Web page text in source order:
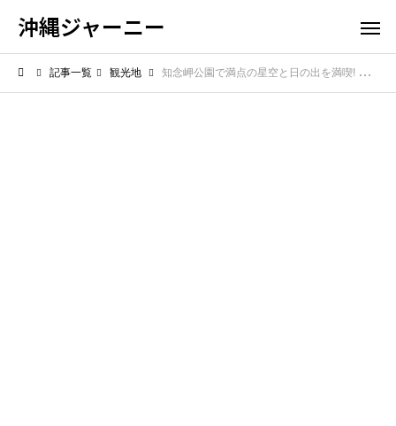
沖縄ジャーニー
記事一覧 観光地 知念岬公園で満点の星空と日の出を満喫! 心洗われる絶景体験を紹介